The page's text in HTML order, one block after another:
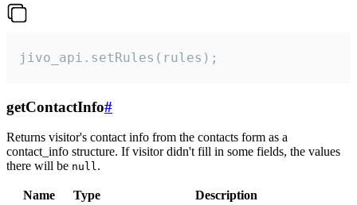
jivo_api.setRules(rules);
getContactInfo#
Returns visitor's contact info from the contacts form as a
contact_info structure. If visitor didn't fill in some fields, the values
there will be null.
Name Type
Description